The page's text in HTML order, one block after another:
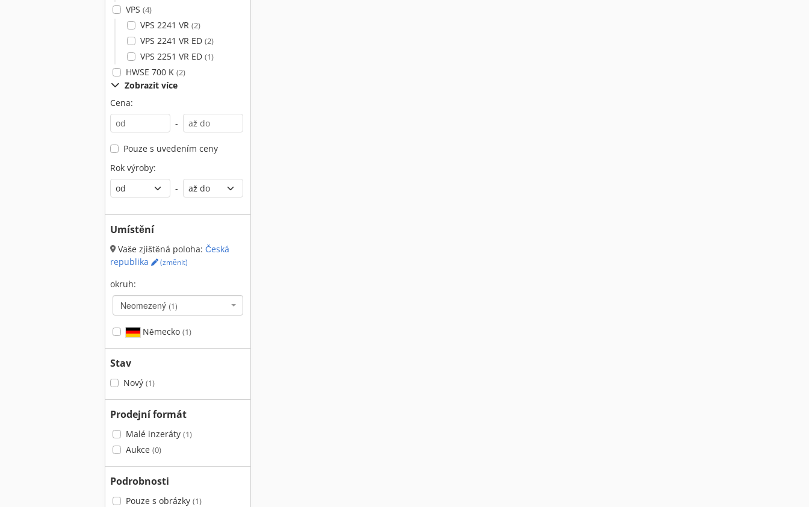
VPS (4)
VPS 2241 VR (2)
VPS 2241 VR ED (2)
VPS 2251 VR ED (1)
HWSE 700 K (2)
Zobrazit více
Cena:
-
Pouze s uvedením ceny
Rok výroby:
-
Umístění
Vaše zjištěná poloha: Česká
republika
(změnit)
okruh:
Neomezený (1)
Německo (1)
Stav
Nový (1)
Prodejní formát
Malé inzeráty (1)
Aukce (0)
Podrobnosti
Pouze s obrázky (1)